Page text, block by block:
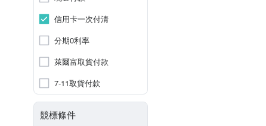
信用卡一次付清
分期0利率
萊爾富取貨付款
7-11取貨付款
競標條件